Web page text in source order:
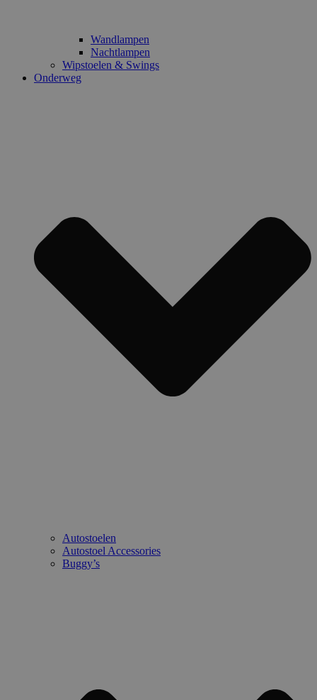
Wandlampen
Nachtlampen
Wipstoelen & Swings
Onderweg
Autostoelen
Autostoel Accessories
Buggy’s